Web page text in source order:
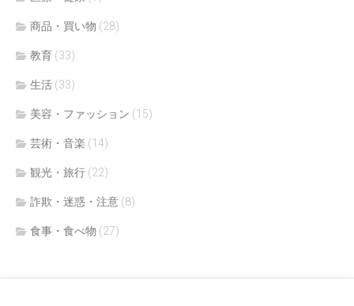
商品・買い物 (28)
教育 (33)
生活 (33)
美容・ファッション (15)
芸術・音楽 (14)
観光・旅行 (22)
詐欺・迷惑・注意 (8)
食事・食べ物 (27)